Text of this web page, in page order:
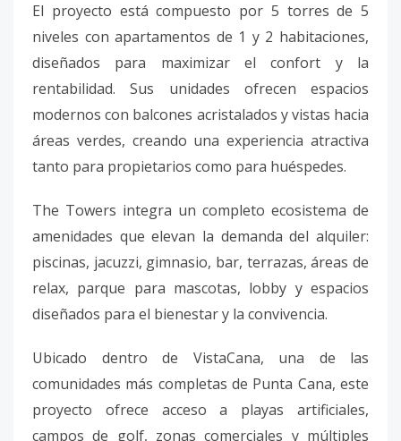
El proyecto está compuesto por 5 torres de 5
niveles con apartamentos de 1 y 2 habitaciones,
diseñados para maximizar el confort y la
rentabilidad. Sus unidades ofrecen espacios
modernos con balcones acristalados y vistas hacia
áreas verdes, creando una experiencia atractiva
tanto para propietarios como para huéspedes.
The Towers integra un completo ecosistema de
amenidades que elevan la demanda del alquiler:
piscinas, jacuzzi, gimnasio, bar, terrazas, áreas de
relax, parque para mascotas, lobby y espacios
diseñados para el bienestar y la convivencia.
Ubicado dentro de VistaCana, una de las
comunidades más completas de Punta Cana, este
proyecto ofrece acceso a playas artificiales,
campos de golf, zonas comerciales y múltiples